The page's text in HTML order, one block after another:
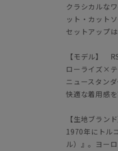
クラシカルな
ット・カット
セットアップ
【モデル】
ローライズ×テ
ニュースタン
快適な着用感を
【生地ブラ
1970年にトル
ル）』。ヨー